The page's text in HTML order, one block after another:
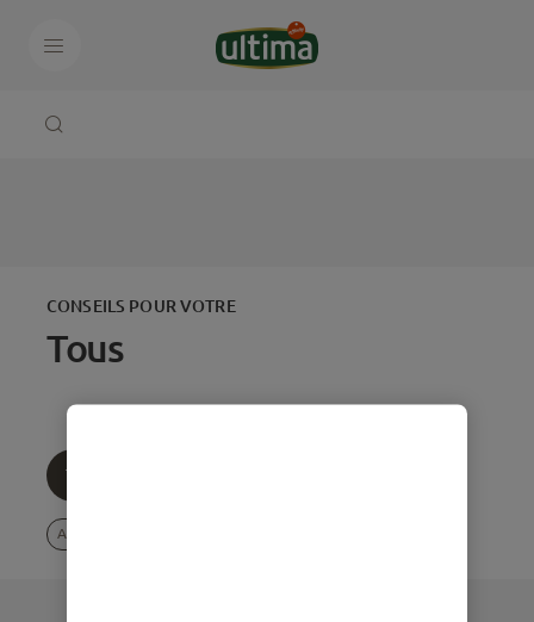
CONSEILS POUR VOTRE
Tous
Tous
Adoption